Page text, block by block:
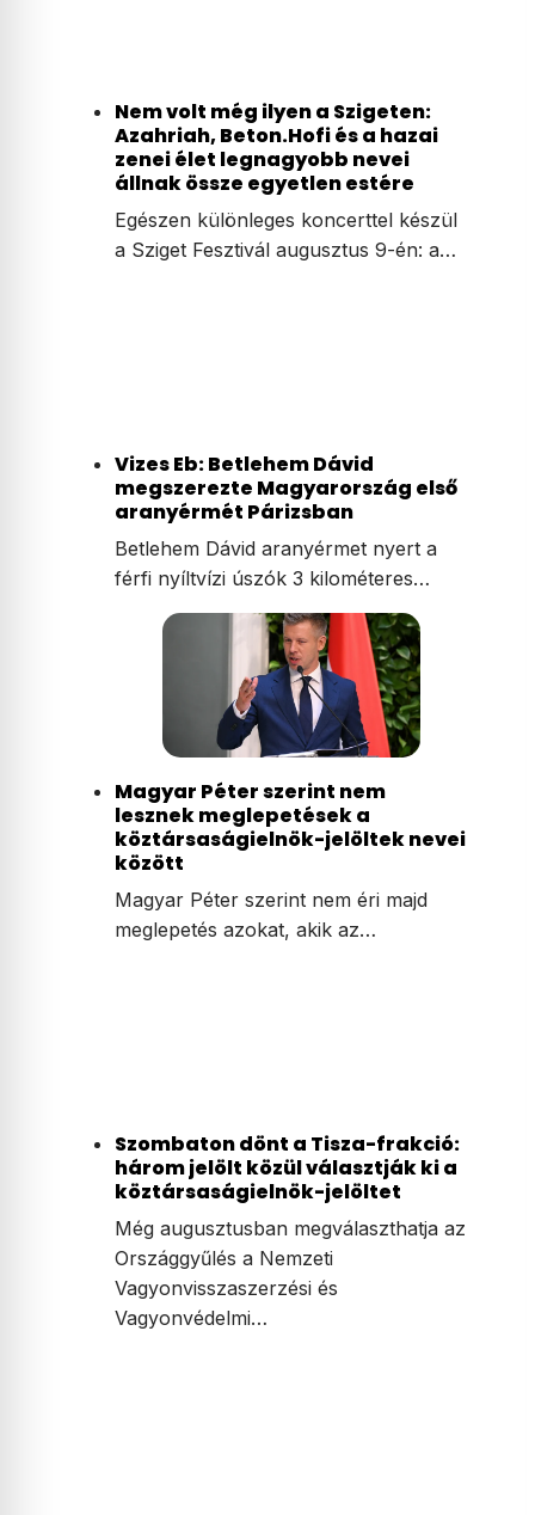
Nem volt még ilyen a Szigeten:
Azahriah, Beton.Hofi és a hazai
zenei élet legnagyobb nevei
állnak össze egyetlen estére
Egészen különleges koncerttel készül
a Sziget Fesztivál augusztus 9-én: a…
Vizes Eb: Betlehem Dávid
megszerezte Magyarország első
aranyérmét Párizsban
Betlehem Dávid aranyérmet nyert a
férfi nyíltvízi úszók 3 kilométeres…
Magyar Péter szerint nem
lesznek meglepetések a
köztársaságielnök-jelöltek nevei
között
Magyar Péter szerint nem éri majd
meglepetés azokat, akik az…
Szombaton dönt a Tisza-frakció:
három jelölt közül választják ki a
köztársaságielnök-jelöltet
Még augusztusban megválaszthatja az
Országgyűlés a Nemzeti
Vagyonvisszaszerzési és
Vagyonvédelmi…